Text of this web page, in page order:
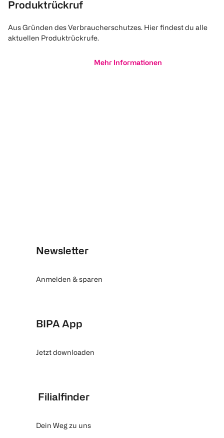
Produktrückruf
Aus Gründen des Verbraucherschutzes. Hier findest du alle
aktuellen Produktrückrufe.
Mehr Informationen
Newsletter
Anmelden & sparen
BIPA App
Jetzt downloaden
Filialfinder
Dein Weg zu uns